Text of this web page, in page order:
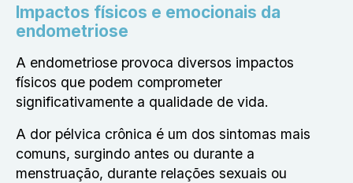
Impactos físicos e emocionais da
endometriose
A endometriose provoca diversos impactos
físicos que podem comprometer
significativamente a qualidade de vida.
A dor pélvica crônica é um dos sintomas mais
comuns, surgindo antes ou durante a
menstruação, durante relações sexuais ou